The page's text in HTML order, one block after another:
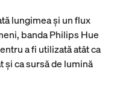
lungimea și un flux
banda Philips Hue
a fi utilizată atât ca
și ca sursă de lumină